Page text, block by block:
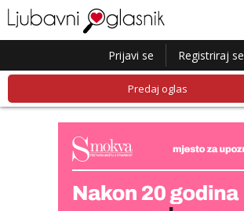
Prijavi se Registriraj se
Predaj oglas